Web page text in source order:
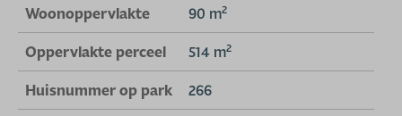
Woonoppervlakte
90 m2
Oppervlakte perceel 514 m2
Huisnummer op park
266